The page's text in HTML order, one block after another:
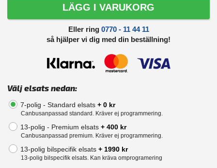
LÄGG I VARUKORG
Eller ring 0770 - 11 44 11
så hjälper vi dig med din beställning!
Välj elsats nedan:
7-polig - Standard elsats + 0 kr
Canbusanpassad standard. Kräver ej programmering.
13-polig - Premium elsats + 400 kr
Canbusanpassad premium. Kräver ej programmering.
13-polig bilspecifik elsats + 1990 kr
13-polig bilspecifik elsats. Kan kräva omprogramering